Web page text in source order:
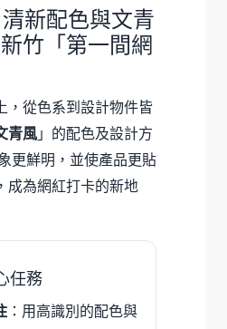
新配色與文青
竹「第一間網
，從色系到設計物件皆
青風 」的配色及設計方
更鮮明，並使產品更貼
成為網紅打卡的新地
任務
：用高識別的配色與